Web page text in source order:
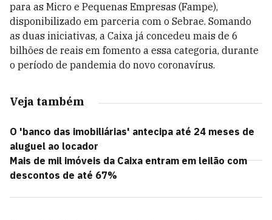
para as Micro e Pequenas Empresas (Fampe),
disponibilizado em parceria com o Sebrae. Somando
as duas iniciativas, a Caixa já concedeu mais de 6
bilhões de reais em fomento a essa categoria, durante
o período de pandemia do novo coronavírus.
Veja também
O 'banco das imobiliárias' antecipa até 24 meses de
aluguel ao locador
Mais de mil imóveis da Caixa entram em leilão com
descontos de até 67%